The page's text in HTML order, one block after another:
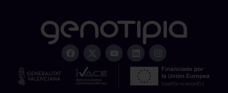
F
a
c
X
-
t
w
i
Y
o
u
L
i
n
k
e
I
n
s
a